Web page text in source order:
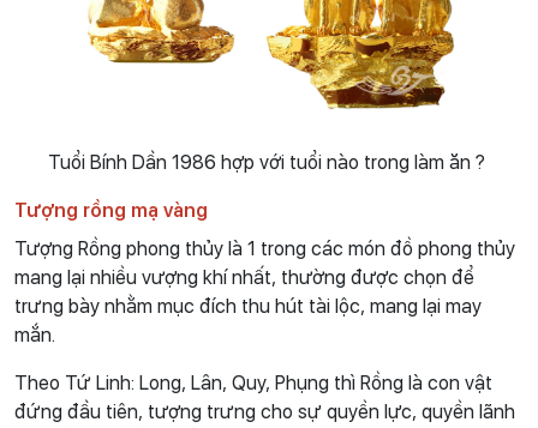
Tuổi Bính Dần 1986 hợp với tuổi nào trong làm ăn ?
Tượng rồng mạ vàng
Tượng Rồng phong thủy là 1 trong các món đồ phong thủy
mang lại nhiều vượng khí nhất, thường được chọn để
trưng bày nhằm mục đích thu hút tài lộc, mang lại may
mắn.
Theo Tứ Linh: Long, Lân, Quy, Phụng thì Rồng là con vật
đứng đầu tiên, tượng trưng cho sự quyền lực, quyền lãnh